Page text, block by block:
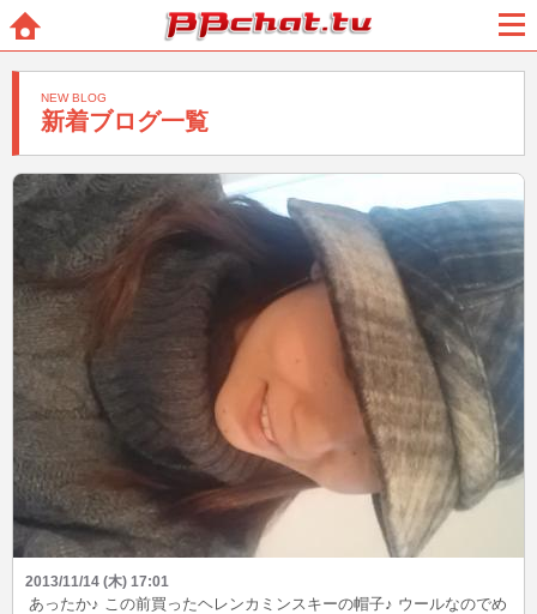
BBchatTV
新着ブログ一覧
NEW BLOG
2013/11/14 (木) 17:01
あったか♪ この前買ったヘレンカミンスキーの帽子♪ ウールなのでめ